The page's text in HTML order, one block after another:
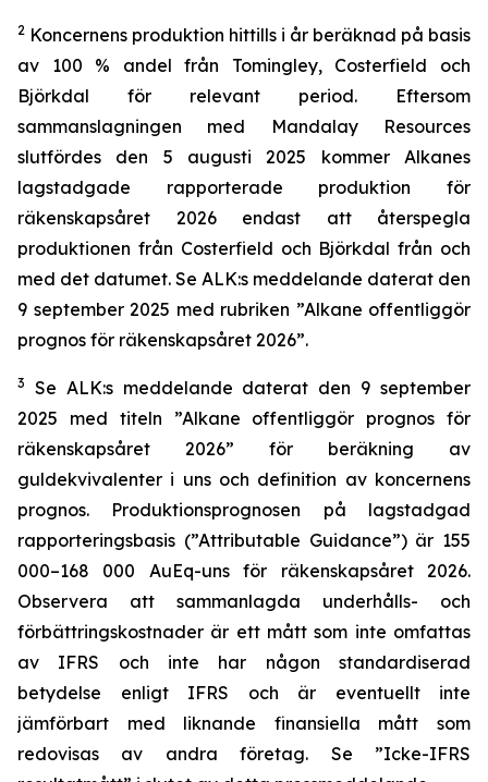
2 Koncernens produktion hittills i år beräknad på basis
av 100 % andel från Tomingley, Costerfield och
Björkdal för relevant period. Eftersom
sammanslagningen med Mandalay Resources
slutfördes den 5 augusti 2025 kommer Alkanes
lagstadgade rapporterade produktion för
räkenskapsåret 2026 endast att återspegla
produktionen från Costerfield och Björkdal från och
med det datumet. Se ALK:s meddelande daterat den
9 september 2025 med rubriken ”Alkane offentliggör
prognos för räkenskapsåret 2026”.
3
Se ALK:s meddelande daterat den 9 september
2025 med titeln ”Alkane offentliggör prognos för
räkenskapsåret 2026” för beräkning av
guldekvivalenter i uns och definition av koncernens
prognos. Produktionsprognosen på lagstadgad
rapporteringsbasis (”Attributable Guidance”) är 155
000–168 000 AuEq-uns för räkenskapsåret 2026.
Observera att sammanlagda underhålls- och
förbättringskostnader är ett mått som inte omfattas
av IFRS och inte har någon standardiserad
betydelse enligt IFRS och är eventuellt inte
jämförbart med liknande finansiella mått som
redovisas av andra företag. Se ”Icke-IFRS